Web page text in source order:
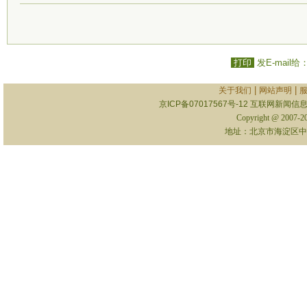
打印 发E-mail给
关于我们 网站声明
京ICP备07017567号-12 互联网新闻信
Copyright @ 2007-
地址：北京市海淀区